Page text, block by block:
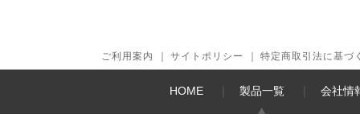
ご利用案内 サイトポリシー 特定商取引法に基づ
HOME 製品一覧 会社情